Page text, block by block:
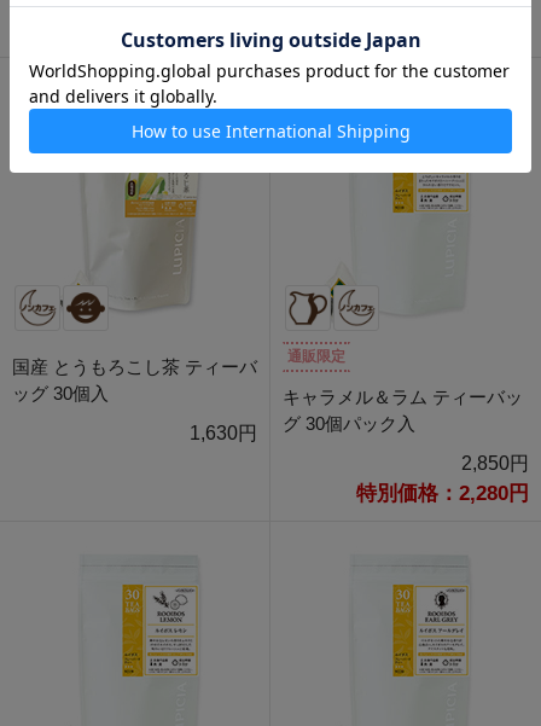
600円
国産 とうもろこし茶 ティーバ
ッグ 30個入
1,630円
通販限定
キャラメル＆ラム ティーバッ
グ 30個パック入
2,850円
特別価格：2,280円